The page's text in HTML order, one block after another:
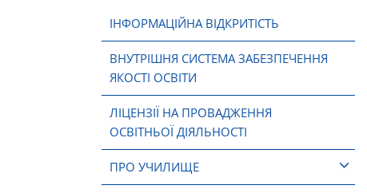
ІНФОРМАЦІЙНА ВІДКРИТІСТЬ
ВНУТРІШНЯ СИСТЕМА ЗАБЕЗПЕЧЕННЯ
ЯКОСТІ ОСВІТИ
ЛІЦЕНЗІЇ НА ПРОВАДЖЕННЯ
ОСВІТНЬОЇ ДІЯЛЬНОСТІ
ПРО УЧИЛИЩЕ